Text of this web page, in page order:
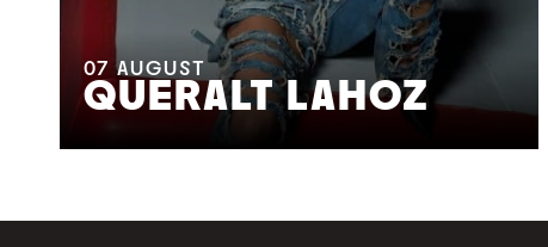
07 AUGUST
QUERALT LAHOZ